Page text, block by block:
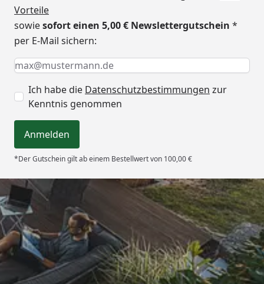
Vorteile
sowiesofort einen 5,00 € Newslettergutschein *
per E-Mail sichern:
Keine Eingabe erforderlich
Eingabe erforderlich
E-Mail *
Ich habe die Datenschutzbestimmungen zur
Kenntnis genommen
Anmelden
*Der Gutschein gilt ab einem Bestellwert von 100,00 €
Trusted Shops
4,93/ 5